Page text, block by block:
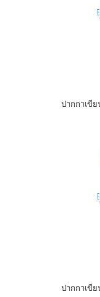
ปากกาเขีย
ปากกาเขีย